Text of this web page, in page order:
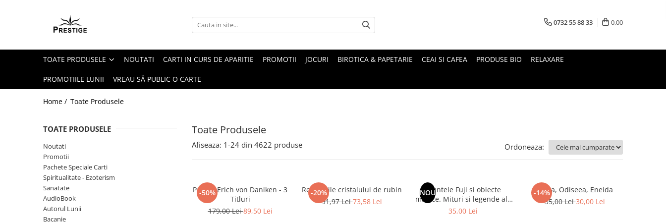
Toate Produsele
Pachete Speciale Carti
Spiritualitate - Ezoterism
AngelConnection
Chiromantie
Dezvoltare Spirituala
KidConnection
Minte Corp
New Illuminati Files
0732 55 88 33 0,00
TOATE PRODUSELE NOUTATI CARTI IN CURS DE APARITIE PROMOTII JOCURI BIROTICA & PAPETARIE CEAI SI CAFEA PRODUSE BIO RELAXARE
PROMOTIILE LUNII VREAU SĂ PUBLIC O CARTE
Home / Toate Produsele
Toate Produsele
TOATE PRODUSELE
Noutati
Promotii
Pachete Speciale Carti
Spiritualitate - Ezoterism
Sanatate
AudioBook
Autorul Lunii
Bacanie
Afiseaza: 1-24 din 4622 produse Ordoneaza:
-50%
Pachet Erich von Daniken - 3
Titluri
179,00 Lei89,50 Lei
-20%
Revelatiile cristalului de rubin
91,97 Lei73,58 Lei
NOU
Muntele Fuji si obiecte
magice. Mituri si legende ale
Japoniei
35,00 Lei
-14%
Iliada, Odiseea, Eneida
35,00 Lei30,00 Lei